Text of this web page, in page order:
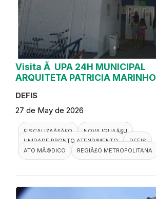
Visita Ã UPA 24H MUNICIPAL
ARQUITETA PATRICIA MARINHO
DEFIS
27 de May de 2026
FISCALIZAÃ§Ã£O
NOVA IGUAÃ§U
UNIDADE PRONTO ATENDIMENTO
DEFIS
ATO MÃ©DICO
REGIÃ£O METROPOLITANA